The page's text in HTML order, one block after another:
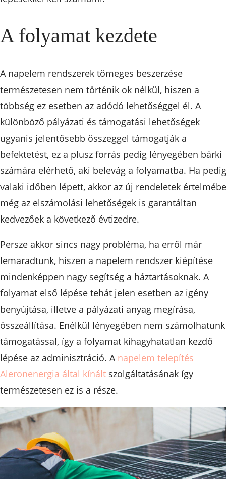
A folyamat kezdete
A napelem rendszerek tömeges beszerzése
természetesen nem történik ok nélkül, hiszen a
többség ez esetben az adódó lehetőséggel él. A
különböző pályázati és támogatási lehetőségek
ugyanis jelentősebb összeggel támogatják a
befektetést, ez a plusz forrás pedig lényegében bárki
számára elérhető, aki belevág a folyamatba. Ha pedig
valaki időben lépett, akkor az új rendeletek
még az elszámolási lehetőségek is garantáltan
kedvezőek a következő évtizedre.
Persze akkor sincs nagy probléma, ha erről már
lemaradtunk, hiszen a napelem rendszer kiépítése
mindenképpen nagy segítség a háztartásoknak. A
folyamat első lépése tehát jelen esetben az igény
benyújtása, illetve a pályázati anyag megírása,
összeállítása. Enélkül lényegében nem számolhatunk
támogatással, így a folyamat kihagyhatatlan kezdő
lépése az adminisztráció. A napelem telepítés
Aleronenergia által kínált szolgáltatásának így
természetesen ez is a része.